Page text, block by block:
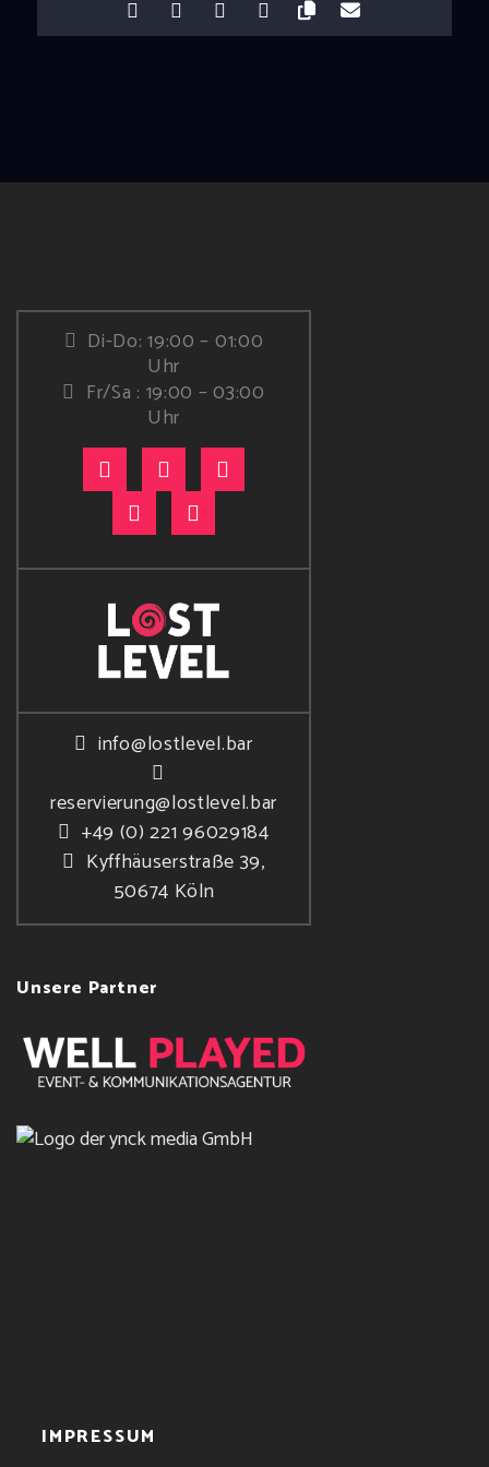
Di-Do: 19:00 – 01:00
Uhr
Fr/Sa : 19:00 – 03:00
Uhr
info@lostlevel.bar
reservierung@lostlevel.bar
+49 (0) 221 96029184
Kyffhäuserstraße 39,
50674 Köln
Unsere Partner
IMPRESSUM